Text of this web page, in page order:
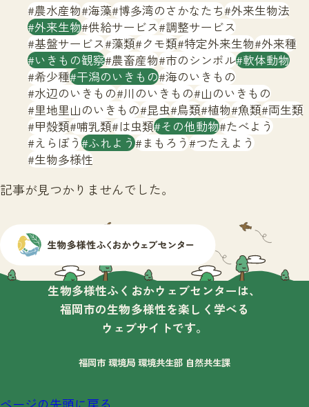
文字サイズ 小 中 大
生物多様性ふくおかウェブセンターとは
サイトマップ
農水産物 海藻 博多湾のさかなたち 外来生物法
外来生物 供給サービス 調整サービス
基盤サービス 藻類 クモ類 特定外来生物 外来種
いきもの観察 農畜産物 市のシンボル 軟体動物
希少種 干潟のいきもの 海のいきもの
水辺のいきもの 川のいきもの 山のいきもの
里地里山のいきもの 昆虫 鳥類 植物 魚類 両生類
甲殻類 哺乳類 は虫類 その他動物 たべよう
えらぼう ふれよう まもろう つたえよう
生物多様性
記事が見つかりませんでした。
生物多様性ふくおかウェブセンターは、
福岡市の生物多様性を楽しく学べる
ウェブサイトです。
福岡市 環境局 環境共生部 自然共生課